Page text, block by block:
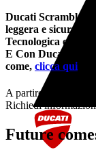
Ducati
leggera e sicura,
Tecnologica e
E Con Ducati Ride
come, clicca qui
A partire da
Richiedi
Future